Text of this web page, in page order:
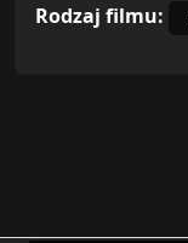
Rodzaj filmu: